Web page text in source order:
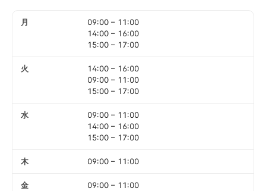
月 09:00 – 11:00
14:00 – 16:00
15:00 – 17:00
火 14:00 – 16:00
09:00 – 11:00
15:00 – 17:00
水 09:00 – 11:00
14:00 – 16:00
15:00 – 17:00
木 09:00 – 11:00
金 09:00 – 11:00